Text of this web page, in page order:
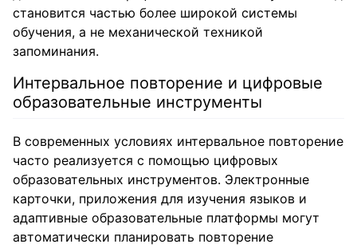
становится частью более широкой системы
обучения, а не механической техникой
запоминания.
Интервальное повторение и цифровые
образовательные инструменты
В современных условиях интервальное повторение
часто реализуется с помощью цифровых
образовательных инструментов. Электронные
карточки, приложения для изучения языков и
адаптивные образовательные платформы могут
автоматически планировать повторение